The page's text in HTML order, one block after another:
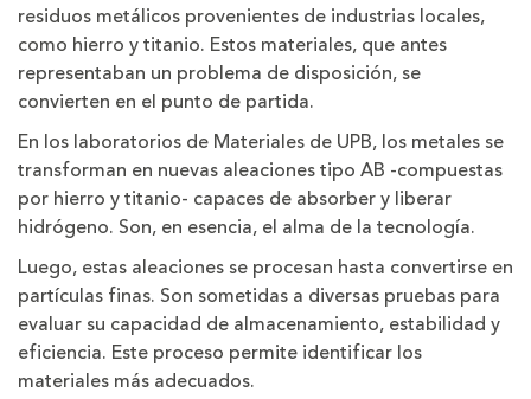
residuos metálicos provenientes de industrias locales,
como hierro y titanio. Estos materiales, que antes
representaban un problema de disposición, se
convierten en el punto de partida.
En los laboratorios de Materiales de UPB, los metales se
transforman en nuevas aleaciones tipo AB -compuestas
por hierro y titanio- capaces de absorber y liberar
hidrógeno. Son, en esencia, el alma de la tecnología.
Luego, estas aleaciones se procesan hasta convertirse en
partículas finas. Son sometidas a diversas pruebas para
evaluar su capacidad de almacenamiento, estabilidad y
eficiencia. Este proceso permite identificar los
materiales más adecuados.